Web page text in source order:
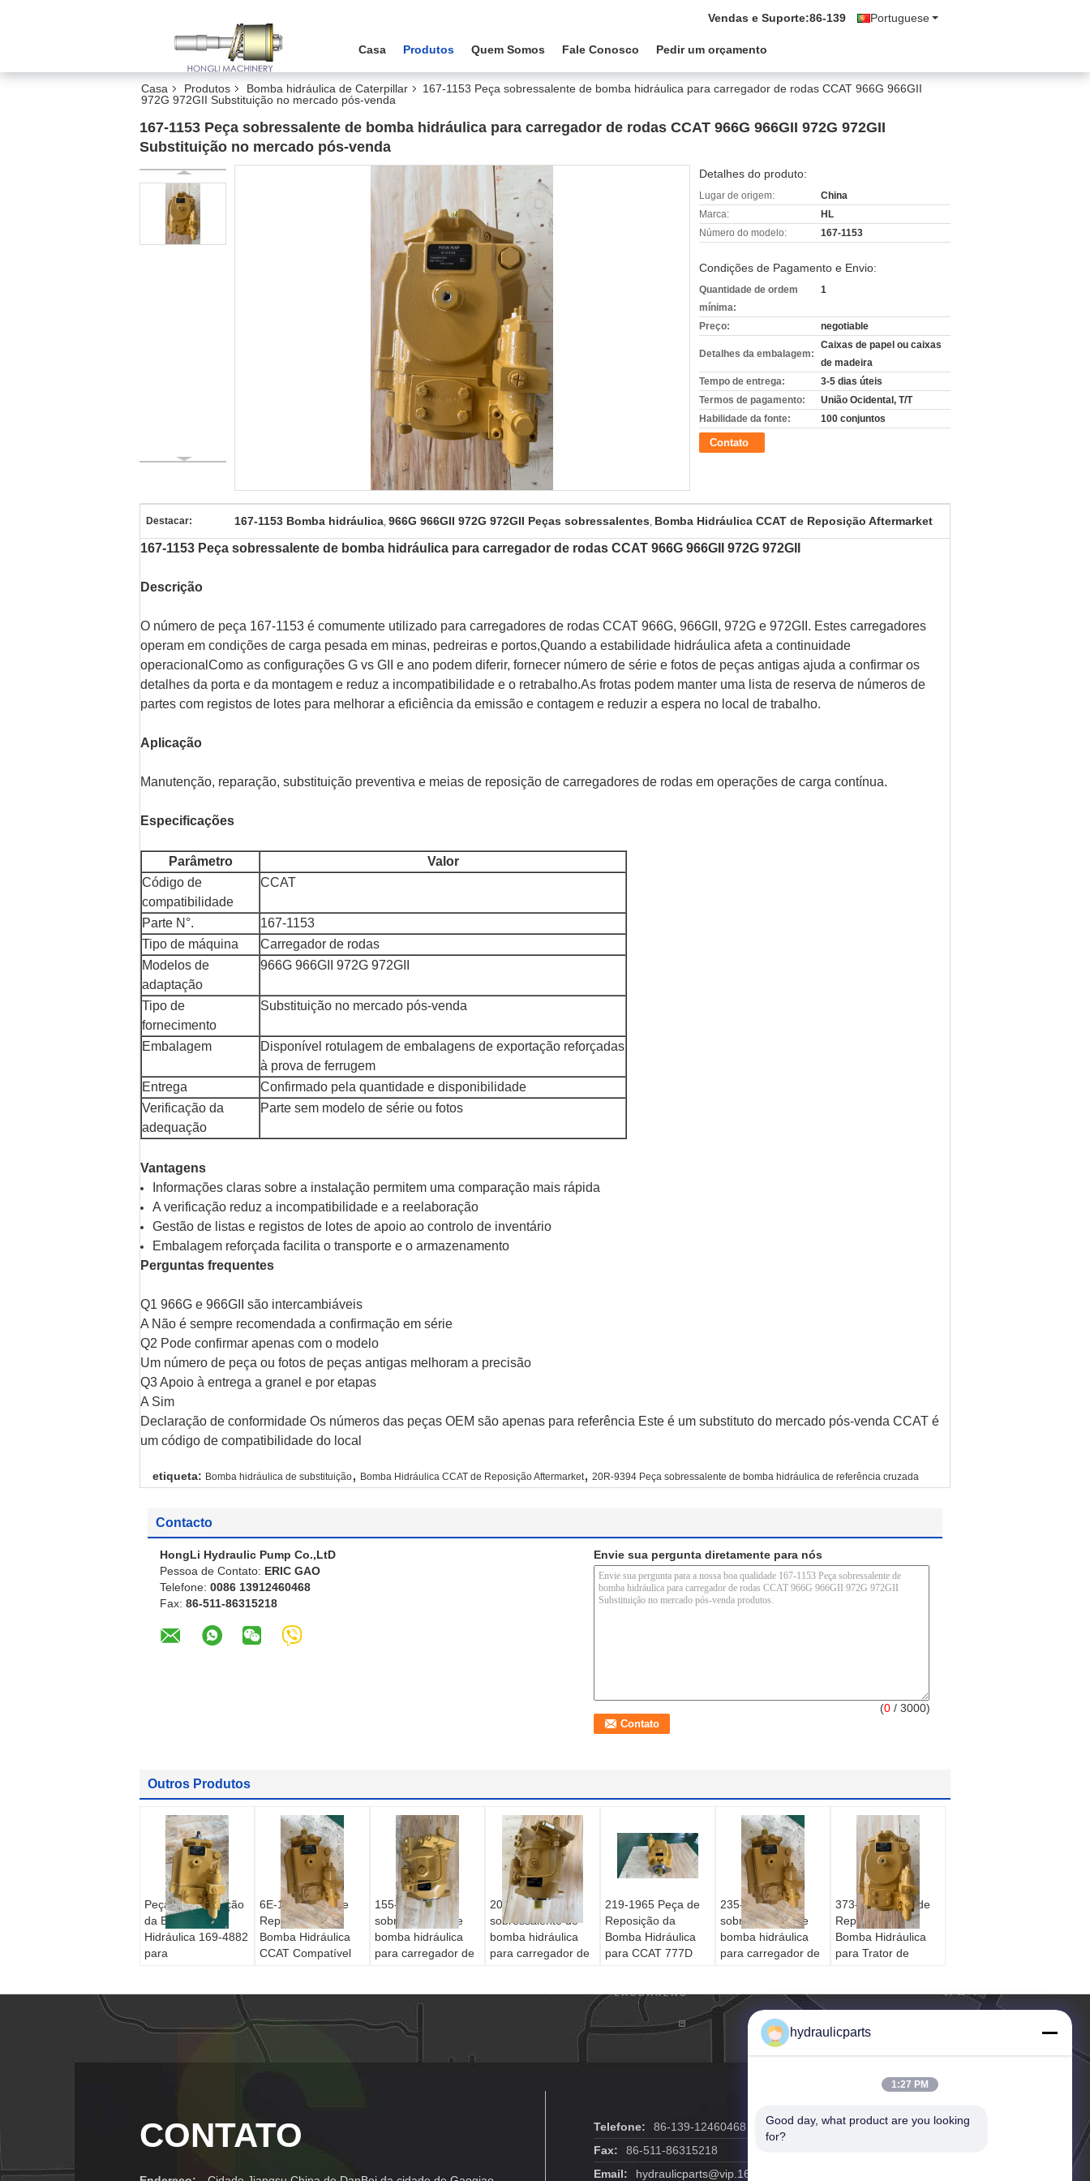
Portuguese
Vendas e Suporte:86-139
Casa Produtos Quem Somos Fale Conosco Pedir um orçamento
Casa Produtos Bomba hidráulica de Caterpillar
167-1153 Peça sobressalente de bomba hidráulica para carregador de rodas CCAT 966G 966GII
972G 972GII Substituição no mercado pós-venda
167-1153 Peça sobressalente de bomba hidráulica para carregador de rodas CCAT 966G 966GII 972G 972GII
Substituição no mercado pós-venda
Detalhes do produto:
Lugar de origem:
China
Marca:
HL
Número do modelo:
167-1153
Condições de Pagamento e Envio:
Quantidade de ordem
mínima:
1
Preço: negotiable
Detalhes da embalagem:
Caixas de papel ou caixas
de madeira
Tempo de entrega:
3-5 dias úteis
Termos de pagamento:
União Ocidental, T/T
Habilidade da fonte:
100 conjuntos
Contato
Destacar: 167-1153 Bomba hidráulica, 966G 966GII 972G 972GII Peças sobressalentes, Bomba Hidráulica CCAT de Reposição Aftermarket
167-1153 Peça sobressalente de bomba hidráulica para carregador de rodas CCAT 966G 966GII 972G 972GII
Descrição
O número de peça 167-1153 é comumente utilizado para carregadores de rodas CCAT 966G, 966GII, 972G e 972GII. Estes carregadores
operam em condições de carga pesada em minas, pedreiras e portos,Quando a estabilidade hidráulica afeta a continuidade
operacionalComo as configurações G vs GII e ano podem diferir, fornecer número de série e fotos de peças antigas ajuda a confirmar os
detalhes da porta e da montagem e reduz a incompatibilidade e o retrabalho.As frotas podem manter uma lista de reserva de números de
partes com registos de lotes para melhorar a eficiência da emissão e contagem e reduzir a espera no local de trabalho.
Aplicação
Manutenção, reparação, substituição preventiva e meias de reposição de carregadores de rodas em operações de carga contínua.
Especificações
Parâmetro
Valor
Código de
compatibilidade
CCAT
Parte N°.
167-1153
Tipo de máquina
Carregador de rodas
Modelos de
adaptação
966G 966GII 972G 972GII
Tipo de
fornecimento
Substituição no mercado pós-venda
Embalagem
Disponível rotulagem de embalagens de exportação reforçadas
à prova de ferrugem
Entrega
Confirmado pela quantidade e disponibilidade
Verificação da
adequação
Parte sem modelo de série ou fotos
Vantagens
Informações claras sobre a instalação permitem uma comparação mais rápida
A verificação reduz a incompatibilidade e a reelaboração
Gestão de listas e registos de lotes de apoio ao controlo de inventário
Embalagem reforçada facilita o transporte e o armazenamento
Perguntas frequentes
Q1 966G e 966GII são intercambiáveis
A Não é sempre recomendada a confirmação em série
Q2 Pode confirmar apenas com o modelo
Um número de peça ou fotos de peças antigas melhoram a precisão
Q3 Apoio à entrega a granel e por etapas
A Sim
Declaração de conformidade Os números das peças OEM são apenas para referência Este é um substituto do mercado pós-venda CCAT é
um código de compatibilidade do local
etiqueta: Bomba hidráulica de substituição, Bomba Hidráulica CCAT de Reposição Aftermarket, 20R-9394 Peça sobressalente de bomba hidráulica de referência cruzada
Contacto
HongLi Hydraulic Pump Co.,LtD
Pessoa de Contato: ERIC GAO
Telefone: 0086 13912460468
Fax: 86-511-86315218
Envie sua pergunta diretamente para nós
(0 / 3000)
Outros Produtos
Peça de Reposição
da Bomba
Hidráulica 169-4882
para
6E-1279 Peça de
Reposição da
Bomba Hidráulica
CCAT Compatível
140G 160G
155-5109 Peça
sobressalente de
bomba hidráulica
para carregador de
428C 436C
Substituição no
mercado de
20/925784 Peça
sobressalente de
bomba hidráulica
para carregador de
219-1965 Peça de
Reposição da
Bomba Hidráulica
para CCAT 777D
Estrada Substituição
de Emergência
235-4108 Peça
sobressalente de
bomba hidráulica
para carregador de
Substituição no
mercado de
reposição
373-6629 Peça de
Reposição da
Bomba Hidráulica
para Trator de
CONTATO Telefone:
86-139-12460468
Fax:
86-511-86315218
Email:
hydraulicparts@vip.163.com
hydraulicparts
1:27 PM
Good day, what product are you looking
for?